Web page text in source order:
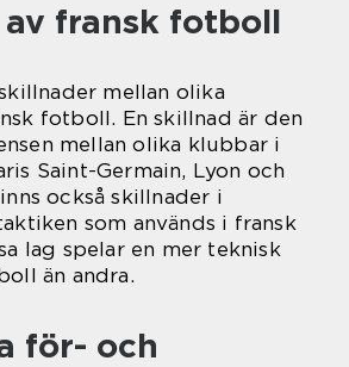
fransk fotboll
mellan olika
fotboll. En skillnad är den
mellan olika klubbar i
Saint-Germain, Lyon och
också skillnader i
som används i fransk
lag spelar en mer teknisk
än andra.
för- och